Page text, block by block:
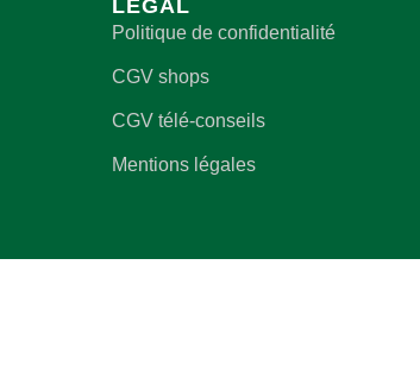
LÉGAL
Politique de confidentialité
CGV shops
CGV télé-conseils
Mentions légales